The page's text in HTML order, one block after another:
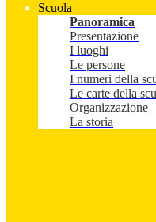
Scuola
Panoramica
Presentazione
I luoghi
Le persone
I numeri della
Le carte della
Organizzazione
La storia